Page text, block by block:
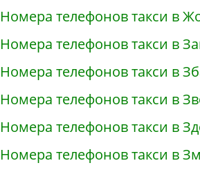
Номера телефонов такси в
Номера телефонов такси в
Номера телефонов такси в
Номера телефонов такси в
Номера телефонов такси в
Номера телефонов такси в